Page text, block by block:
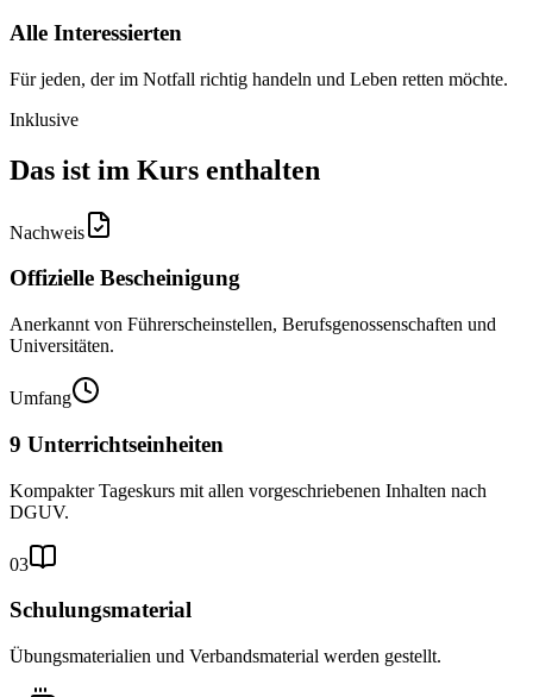
Alle Interessierten
Für jeden, der im Notfall richtig handeln und Leben retten möchte.
Inklusive
Das ist im Kurs enthalten
Nachweis
Offizielle Bescheinigung
Anerkannt von Führerscheinstellen, Berufsgenossenschaften und
Universitäten.
Umfang
9 Unterrichtseinheiten
Kompakter Tageskurs mit allen vorgeschriebenen Inhalten nach
DGUV.
03
Schulungsmaterial
Übungsmaterialien und Verbandsmaterial werden gestellt.